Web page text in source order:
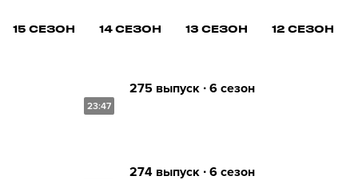
15 СЕЗОН 14 СЕЗОН 13 СЕЗОН 12 СЕЗОН
23:47
275 выпуск ∙ 6 сезон
274 выпуск ∙ 6 сезон